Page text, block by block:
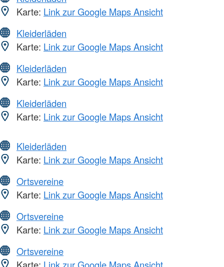
Karte: Link zur Google Maps Ansicht
Kleiderläden
Karte: Link zur Google Maps Ansicht
Kleiderläden
Karte: Link zur Google Maps Ansicht
Kleiderläden
Karte: Link zur Google Maps Ansicht
Kleiderläden
Karte: Link zur Google Maps Ansicht
Ortsvereine
Karte: Link zur Google Maps Ansicht
Ortsvereine
Karte: Link zur Google Maps Ansicht
Ortsvereine